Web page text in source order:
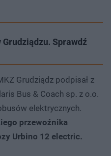
Sprawdź
Grudziądz podpisał z
Bus & Coach sp. z o.o.
elektrycznych.
przewoźnika
Urbino 12 electric.